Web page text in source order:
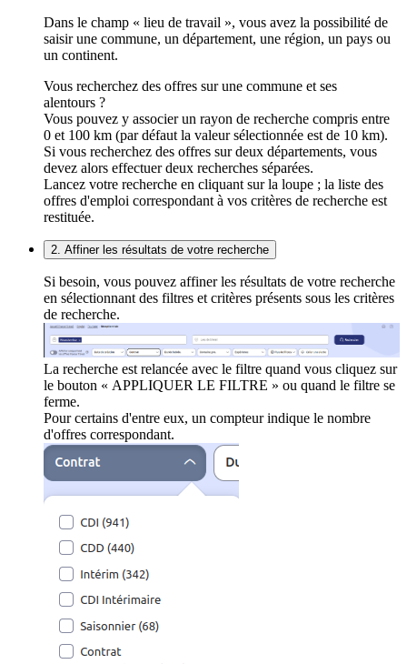
Dans le champ « lieu de travail », vous avez la possibilité de
saisir une commune, un département, une région, un pays ou
un continent.
Vous recherchez des offres sur une commune et ses
alentours ?
Vous pouvez y associer un rayon de recherche compris entre
0 et 100 km (par défaut la valeur sélectionnée est de 10 km).
Si vous recherchez des offres sur deux départements, vous
devez alors effectuer deux recherches séparées.
Lancez votre recherche en cliquant sur la loupe ; la liste des
offres d'emploi correspondant à vos critères de recherche est
restituée.
2. Affiner les résultats de votre recherche
Si besoin, vous pouvez affiner les résultats de votre recherche
en sélectionnant des filtres et critères présents sous les critères
de recherche.
La recherche est relancée avec le filtre quand vous cliquez sur
le bouton « APPLIQUER LE FILTRE » ou quand le filtre se
ferme.
Pour certains d'entre eux, un compteur indique le nombre
d'offres correspondant.